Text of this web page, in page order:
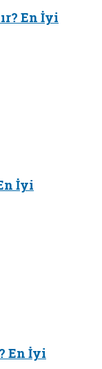
En İyi
İyi
En İyi